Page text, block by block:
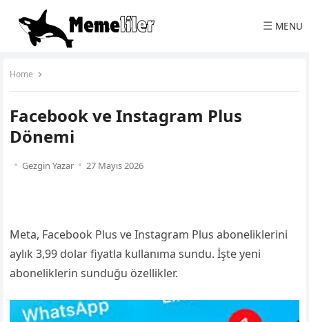
☰ MENU
Home
Facebook ve Instagram Plus
Dönemi
Gezgin Yazar 27 Mayıs 2026
Meta, Facebook Plus ve Instagram Plus aboneliklerini
aylık 3,99 dolar fiyatla kullanıma sundu. İşte yeni
aboneliklerin sunduğu özellikler.